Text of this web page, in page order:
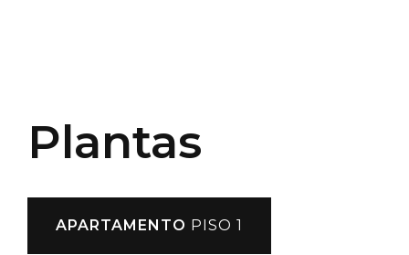
Plantas
APARTAMENTO PISO 1